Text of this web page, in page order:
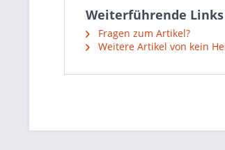
Weiterführende Links
Fragen zum Artikel?
Weitere Artikel von kein